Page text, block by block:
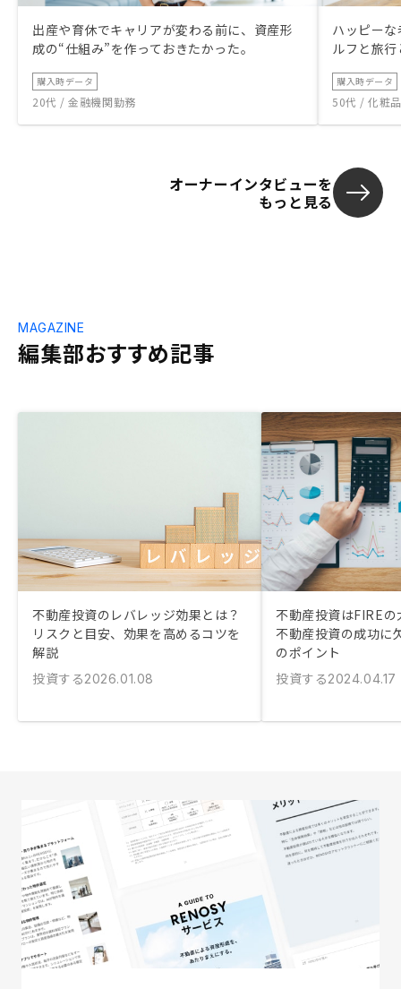
出産や育休でキャリアが変わる前に、資産形
成の“仕組み”を作っておきたかった。
購入時データ
20代 / 金融機関勤務
ハッピー
ルフと旅
購入時データ
50代 / 化粧
オーナーインタビューを
もっと見る
編集部おすすめ記事
MAGAZINE
不動産投資のレバレッジ効果とは？
リスクと目安、効果を高めるコツを
解説
投資する2026.01.08
不動産投資はFIRE
不動産投資の成功に
のポイント
投資する2024.04.17